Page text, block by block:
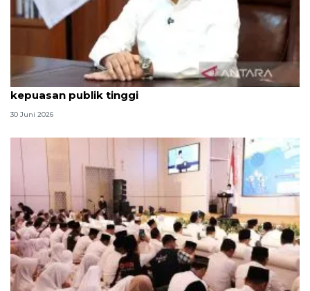
Qodari: Pemerintah tak puas diri meski tingkat
kepuasan publik tinggi
30 Juni 2026